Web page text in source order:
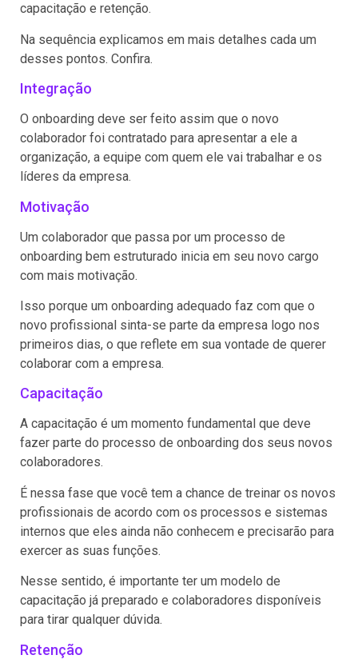
capacitação e retenção.
Na sequência explicamos em mais detalhes cada um
desses pontos. Confira.
Integração
O onboarding deve ser feito assim que o novo
colaborador foi contratado para apresentar a ele a
organização, a equipe com quem ele vai trabalhar e os
líderes da empresa.
Motivação
Um colaborador que passa por um processo de
onboarding bem estruturado inicia em seu novo cargo
com mais motivação.
Isso porque um onboarding adequado faz com que o
novo profissional sinta-se parte da empresa logo nos
primeiros dias, o que reflete em sua vontade de querer
colaborar com a empresa.
Capacitação
A capacitação é um momento fundamental que deve
fazer parte do processo de onboarding dos seus novos
colaboradores.
É nessa fase que você tem a chance de treinar os novos
profissionais de acordo com os processos e sistemas
internos que eles ainda não conhecem e precisarão para
exercer as suas funções.
Nesse sentido, é importante ter um modelo de
capacitação já preparado e colaboradores disponíveis
para tirar qualquer dúvida.
Retenção